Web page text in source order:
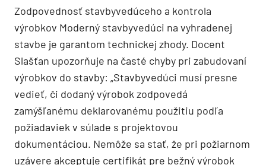
Zodpovednosť stavbyvedúceho a kontrola
výrobkov Moderný stavbyvedúci na vyhradenej
stavbe je garantom technickej zhody. Docent
Slašťan upozorňuje na časté chyby pri zabudovaní
výrobkov do stavby: „Stavbyvedúci musí presne
vedieť, či dodaný výrobok zodpovedá
zamýšľanému deklarovanému použitiu podľa
požiadaviek v súlade s projektovou
dokumentáciou. Nemôže sa stať, že pri požiarnom
uzávere akceptuje certifikát pre bežný výrobok